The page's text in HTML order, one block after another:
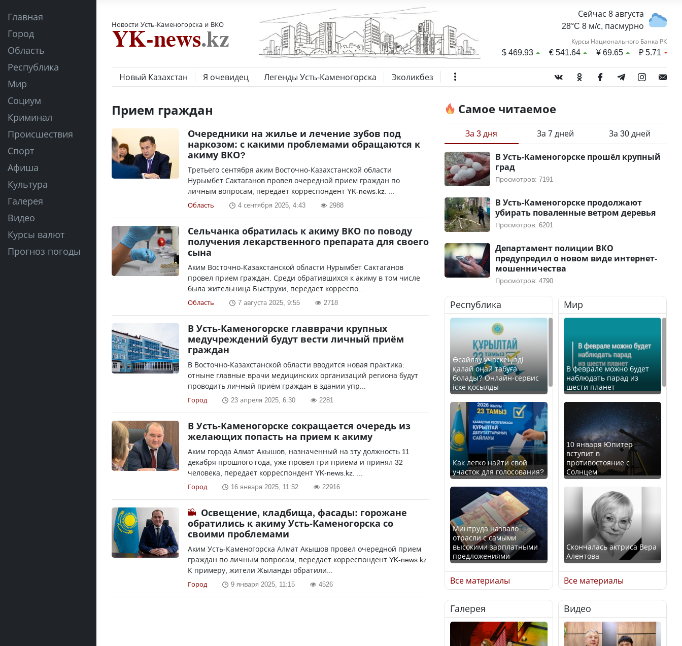
Главная
Город
Область
Республика
Мир
Социум
Криминал
Происшествия
Спорт
Афиша
Культура
Галерея
Видео
Курсы валют
Прогноз погоды
Новости Усть-Каменогорска и ВКО
Сейчас 8 августа
28°C 8 м/с, пасмурно
Курсы Национального Банка РК
$469.93 €541.64 ¥69.65 ₽5.71
Новый Казахстан Я очевидец Легенды Усть-Каменогорска Эколикбез
Прием граждан
Очередники на жилье и лечение зубов под
наркозом: с какими проблемами обращаются к
акиму ВКО?
Третьего сентября аким Восточно-Казахстанской области
Нурымбет Сактаганов провел очередной прием граждан по
личным вопросам, передаёт корреспондент YK-news.kz. ...
Область 4 сентября 2025, 4:43 2988
Сельчанка обратилась к акиму ВКО по поводу
получения лекарственного препарата для своего
сына
Аким Восточно-Казахстанской области Нурымбет Сактаганов
провел прием граждан. Среди обратившихся к акиму в том числе
была жительница Быструхи, передает корреспо...
Область 7 августа 2025, 9:55 2718
В Усть-Каменогорске главврачи крупных
медучреждений будут вести личный приём
граждан
В Восточно-Казахстанской области вводится новая практика:
отныне главные врачи медицинских организаций региона будут
проводить личный приём граждан в здании упр...
Город 23 апреля 2025, 6:30 2281
В Усть-Каменогорске сокращается очередь из
желающих попасть на прием к акиму
Аким города Алмат Акышов, назначенный на эту должность 11
декабря прошлого года, уже провел три приема и принял 32
человека, передает корреспондент YK-news.kz. ...
Город 16 января 2025, 11:52 22916
Освещение, кладбища, фасады: горожане
обратились к акиму Усть-Каменогорска со
своими проблемами
Аким Усть-Каменогорска Алмат Акышов провел очередной прием
граждан по личным вопросам, передает корреспондент YK-news.kz.
К примеру, жители Жыланды обратили...
Город 9 января 2025, 11:15 4526
Самое читаемое
За 3 дня За 7 дней За 30 дней
В Усть-Каменогорске прошёл крупный
град
Просмотров: 7191
В Усть-Каменогорске продолжают
убирать поваленные ветром деревья
Просмотров: 6201
Департамент полиции ВКО
предупредил о новом виде интернет-
мошенничества
Просмотров: 4790
Республика
Өсайлау учаскеңізді
қалай оңай табуға
болады? Онлайн-сервис
іске қосылды
Как легко найти свой
участок для голосования?
Минтруда назвало
отрасли с самыми
высокими зарплатными
предложениями
Искусственный интеллект
официально включили в
школьную программу
Казахстана
Все материалы
Мир
В феврале можно будет
наблюдать парад из
шести планет
10 января Юпитер
вступит в
противостояние с
Солнцем
Скончалась актриса Вера
Алентова
В РФ вынесен заочный
приговор по уголовному
делу об убийстве Игоря
Талькова
Все материалы
Галерея Видео